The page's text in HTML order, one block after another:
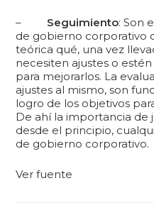
– Seguimiento: Son
de gobierno corporativo
teórica qué, una vez
necesiten ajustes o
para mejorarlos. La
ajustes al mismo, son
logro de los objetivos
De ahí la importancia de
desde el principio,
de gobierno corporativo.
Ver fuente